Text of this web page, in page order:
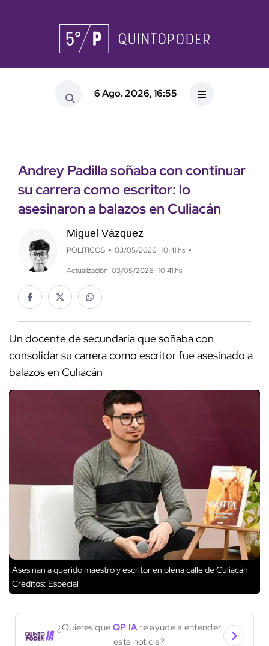
6 Ago. 2026, 16:55
Andrey Padilla soñaba con continuar
su carrera como escritor: lo
asesinaron a balazos en Culiacán
Miguel Vázquez
POLÍTICOS 03/05/2026 · 10:41 hs
Actualización: 03/05/2026 · 10:41 hs
Un docente de secundaria que soñaba con
consolidar su carrera como escritor fue asesinado a
balazos en Culiacán
Asesinan a querido maestro y escritor en plena calle de Culiacán
Créditos: Especial
¿Quieres que QP IAte ayude a entender
esta noticia?